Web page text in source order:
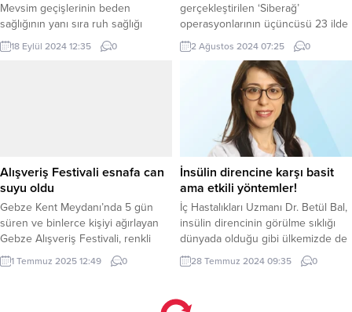
Mevsim geçişlerinin beden
sağlığının yanı sıra ruh sağlığı
üzerinde de etkileri bulunuyor.
Uzmanlar, mevsimsel depresyona
konulardan biri olarak gündemdeki
yerini kullanıyor. Mevsim
geçişlerinin beden sağlığı kadar
ruh...
18 Eylül 2024 12:35 0
gerçekleştirilen ‘Siberağ’
operasyonlarının üçüncüsü 23 ilde
düzenlendi. Siber suçlardan arama
kaydı bulunan 68 şüpheli yakalandı.
ANKARA (İGFA) – 23 ilde “Nitelikli
Dolandırıcılık, Nitelikli Hırsızlık,
Çevrimiçi Çocuk Müstehcenliği ve
Tacizi, Futbol ve Diğer Spor
Müsabakalarında Bahis ve Şans
Oyunları Düzenlenmesi Hakkında
Kanuna Muhalefet (7258 sayılı)”
suçlarına yönelik düzenlenen
“SİBERAĞ-3”...
2 Ağustos 2024 07:25 0
Alışveriş Festivali esnafa can
suyu oldu
Gebze Kent Meydanı’nda 5 gün
süren ve binlerce kişiyi ağırlayan
Gebze Alışveriş Festivali, renkli
etkinlikler ve indirimli alışveriş
fırsatlarıyla dolu dolu geçti KOCAELİ
1 Temmuz 2025 12:49 0
İnsülin direncine karşı basit
ama etkili yöntemler!
İç Hastalıkları Uzmanı Dr. Betül Bal,
insülin direncinin görülme sıklığı
dünyada olduğu gibi ülkemizde de
son yıllarda hızlı artış gösterdiğine
dikkati çekerek, insülin direncini
anlattı. İSTANBUL (İGFA) – Kendinizi
28 Temmuz 2024 09:35 0